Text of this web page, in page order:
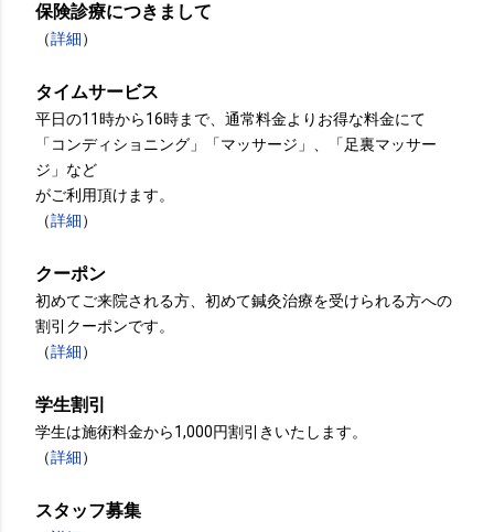
保険診療につきまして
（詳細）
タイムサービス
平日の11時から16時まで、通常料金よりお得な料金にて
「コンディショニング」「マッサージ」、「足裏マッサー
ジ」など
がご利用頂けます。
（詳細）
クーポン
初めてご来院される方、初めて鍼灸治療を受けられる方への
割引クーポンです。
（詳細）
学生割引
学生は施術料金から1,000円割引きいたします。
（詳細）
スタッフ募集